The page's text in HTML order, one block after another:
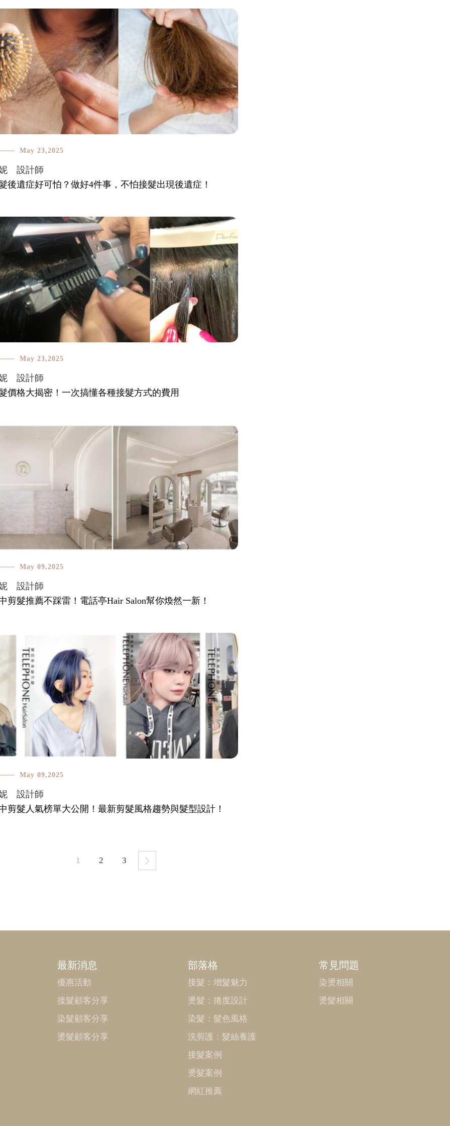
May 23,2025
設計師
後遺症好可怕？做好4件事，不怕接髮出現後遺症！
May 23,2025
設計師
價格大揭密！一次搞懂各種接髮方式的費用
May 09,2025
設計師
剪髮推薦不踩雷！電話亭Hair Salon幫你煥然一新！
May 09,2025
設計師
剪髮人氣榜單大公開！最新剪髮風格趨勢與髮型設計！
1 2 3
最新消息
優惠活動
接髮顧客分享
染髮顧客分享
燙髮顧客分享
部落格
接髮：增髮魅力
燙髮：捲度設計
染髮：髮色風格
洗剪護：髮絲養護
接髮案例
燙髮案例
網紅推薦
常見問題
染燙相關
燙髮相關